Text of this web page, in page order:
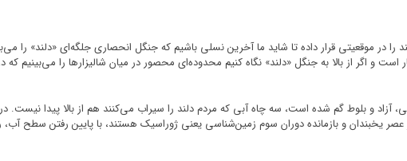
موقعیتی قرار داده تا شاید ما آخرین نسلی باشیم که جنگل انحصاری جلگه‌ای «دلند» را
جلگه‌ای در دشت و شمال جادهٔ اصلی گرگان مینودشت در گلستان تنها ۶۰۸ هکتار است و اگر از بالا به جنگل «دلند» نگاه کنیم محدوده‌ای محصور در میان شالیزارها
و بلوط گم شده است، سه چاه آبی که مردم دلند را سیراب می‌کنند هم از بالا پیدا نیست.
یخبندان و بازمانده دوران سوم زمین‌شناسی یعنی ژوراسیک هستند، با پایین رفتن سطح